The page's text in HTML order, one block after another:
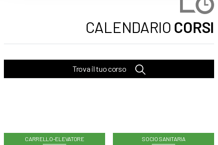
CALENDARIO CORSI
Trova il tuo corso
CARRELLO-ELEVATORE SOCIO SANITARIA